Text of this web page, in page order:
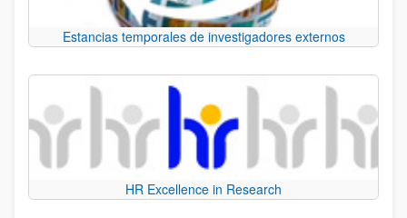
Estancias temporales de investigadores externos
HR Excellence in Research